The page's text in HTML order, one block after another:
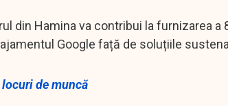
din Hamina va contribui la furnizarea
Google față de soluțiile
de muncă